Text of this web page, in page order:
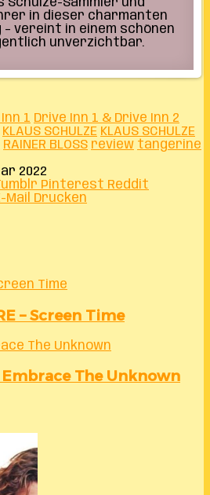
in dieser charmanten
– vereint in einem schönen
unverzichtbar.
1 Drive Inn 1 & Drive Inn 2
KLAUS SCHULZE KLAUS SCHULZE
RAINER BLOSS review tangerine
2022
Pinterest Reddit
Mail Drucken
Time
– Screen Time
The Unknown
Embrace The Unknown